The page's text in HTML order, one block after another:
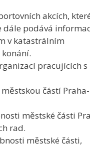
akcích,
dále podává
v katastrálním
pracujících s
částí Praha-
městské části
rad.
městské části,